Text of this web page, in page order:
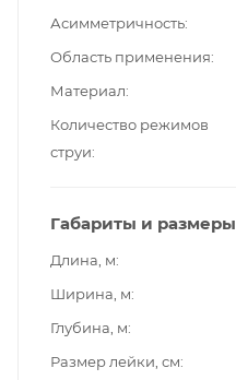
Асимметричность
Область применения
Материал
Количество режимов
струи
Габариты и размеры
Длина, м
Ширина, м
Глубина, м
Размер лейки, см